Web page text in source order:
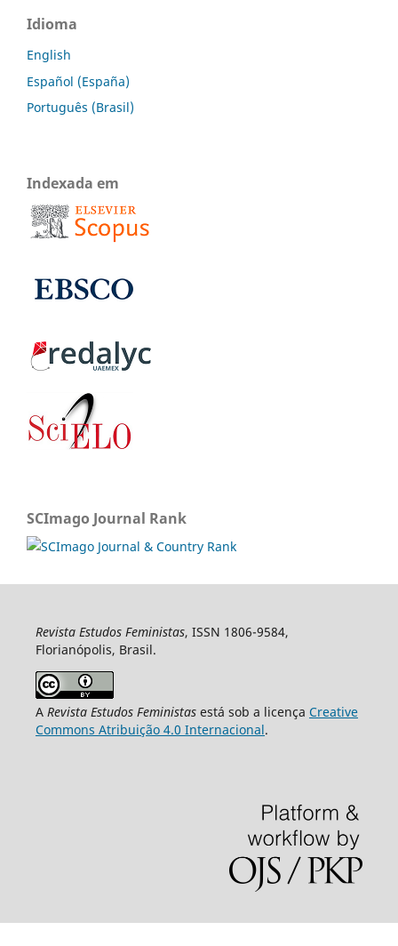
Idioma
English
Español (España)
Português (Brasil)
Indexada em
SCImago Journal Rank
Revista Estudos Feministas, ISSN 1806-9584,
Florianópolis, Brasil.
A Revista Estudos Feministasestá sob a licença Creative
Commons Atribuição 4.0 Internacional.